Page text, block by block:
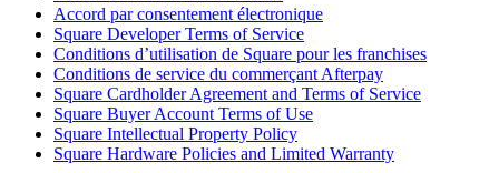
Découvrir
Aperçu de l'argent
Carte Square
Dossiers Solde
Prêts aux enterprises
Accord par consentement électronique
Square Developer Terms of Service
Conditions d’utilisation de Square pour les franchises
Conditions de service du commerçant Afterpay
Square Cardholder Agreement and Terms of Service
Square Buyer Account Terms of Use
Square Intellectual Property Policy
Square Hardware Policies and Limited Warranty